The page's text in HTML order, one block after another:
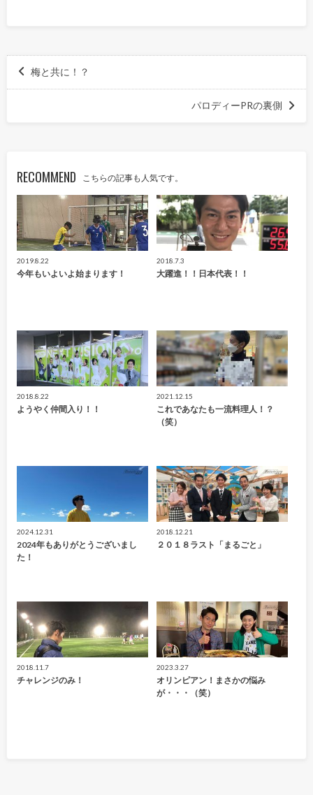
梅と共に！？
パロディーPRの裏側
RECOMMEND こちらの記事も人気です。
2019.8.22
今年もいよいよ始まります！
2018.7.3
大躍進！！日本代表！！
2018.8.22
ようやく仲間入り！！
2021.12.15
これであなたも一流料理人！？
（笑）
2024.12.31
2024年もありがとうございまし
た！
2018.12.21
２０１８ラスト「まるごと」
2018.11.7
チャレンジのみ！
2023.3.27
オリンピアン！まさかの悩み
が・・・（笑）